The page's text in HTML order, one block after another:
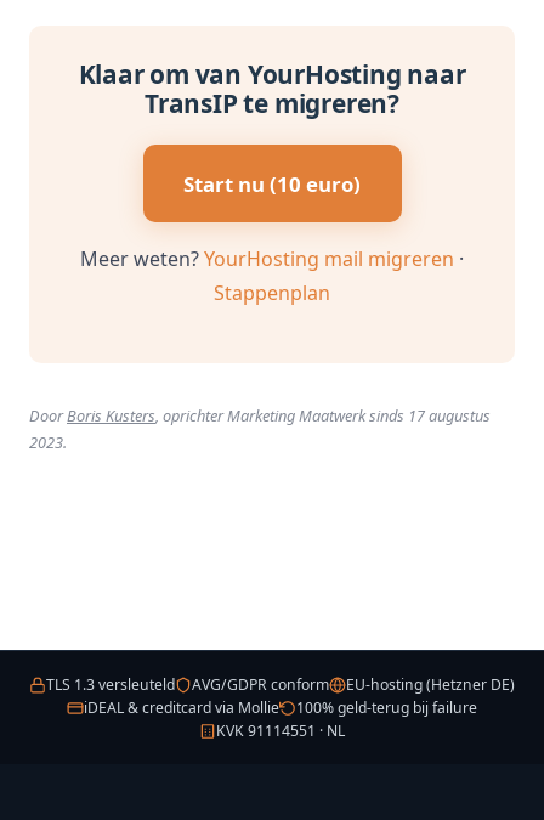
Klaar om van YourHosting naar
TransIP te migreren?
Start nu (10 euro)
Meer weten?YourHosting mail migreren ·
Stappenplan
DoorBoris Kusters, oprichter Marketing Maatwerk sinds 17 augustus
2023.
TLS 1.3 versleuteld AVG/GDPR conform
EU-hosting (Hetzner DE)
iDEAL & creditcard via Mollie
100% geld-terug bij failure
KVK 91114551 · NL